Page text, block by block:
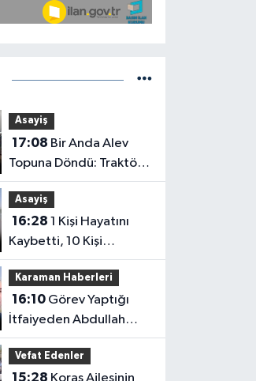
Asayiş
17:08
Topuna Döndü: Traktör
Küle Döndü
Asayiş
16:28
Kaybetti, 10 Kişi
Yaralandı! Tırın Dehşet
Saçtığı Anlar Ortaya
Çıktı
Karaman Haberleri
16:10Görev Yaptığı
İtfaiyeden Abdullah
Dönmez'e Duygusal
Veda
Vefat Edenler
15:28